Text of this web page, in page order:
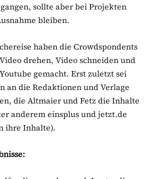
sollte aber bei Projekten
bleiben.
haben die Crowdspondents
drehen, Video schneiden und
gemacht. Erst zuletzt sei
an die Redaktionen und Verlage
die Altmaier und Fetz die Inhalte
anderem einsplus und jetzt.de
ihre Inhalte).